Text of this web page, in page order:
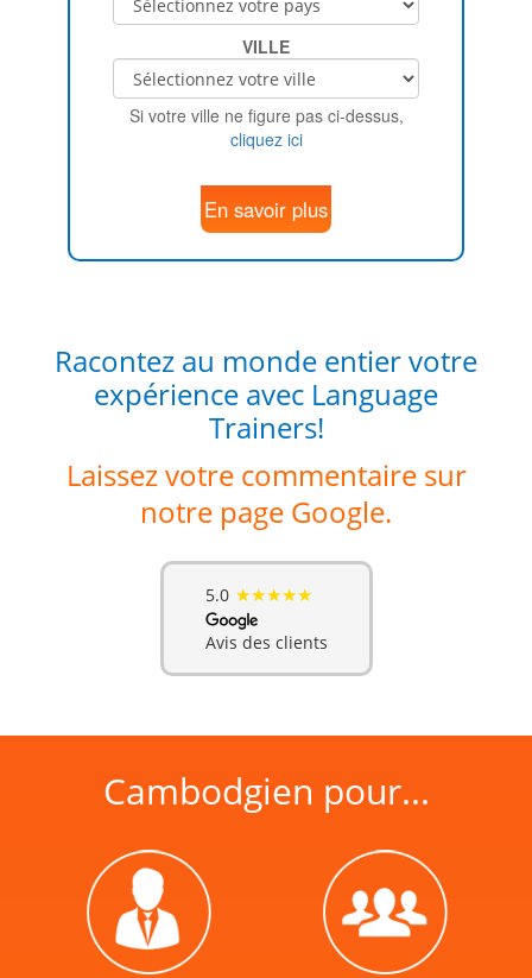
VILLE
Si votre ville ne figure pas ci-dessus,
cliquez ici
En savoir plus
Racontez au monde entier votre
expérience avec Language
Trainers!
Laissez votre commentaire sur
notre page Google.
5.0 ★★★★★
Avis des clients
Cambodgien pour...